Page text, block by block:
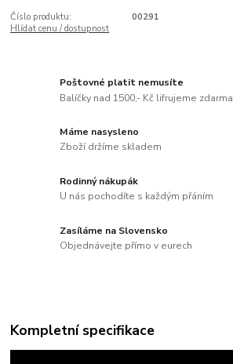
Číslo produktu:
00291
Hlídat cenu / dostupnost
Poštovné platit nemusíte
Balíčky nad 1500,- Kč lifrujeme zdarma
Máme nasysleno
Zboží držíme skladem
Rodinný nákupák
U nás pochodíte s každým přáním
Zasíláme na Slovensko
Objednávejte přímo v eurech
Kompletní specifikace